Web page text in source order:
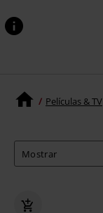
Películas & TV